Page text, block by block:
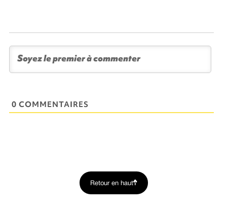
0 COMMENTAIRES
Retour en haut